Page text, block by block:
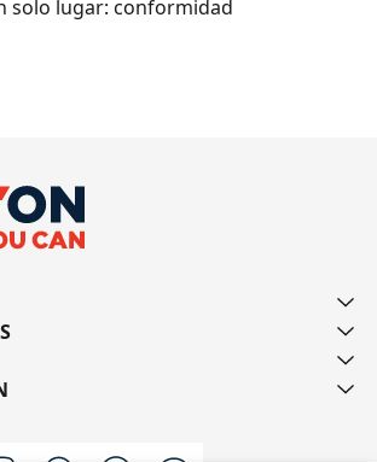
solo lugar: conformidad